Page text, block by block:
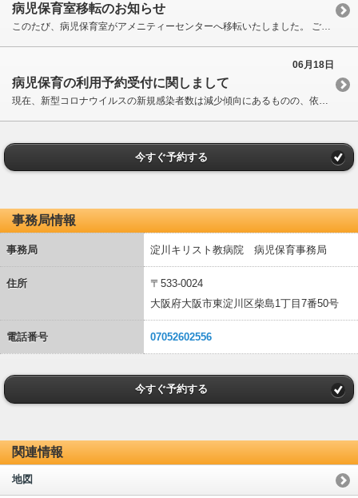
病児保育室移転のお知らせ
このたび、病児保育室がアメニティーセンターへ移転いたしました。 ご利用の際は、アメニティーセンターの北西側１階入口より入室してください。 なお、１階入口に上下２箇所インターフォンがあります。お呼び出しの際は、下側のインターフォンをご使用くださいませ。 どうぞよろしくお願い申し上げます。
06月18日
病児保育の利用予約受付に関しまして
現在、新型コロナウイルスの新規感染者数は減少傾向にあるものの、依然として病床は厳しい状況が続いています。 また、各地において感染力の強い変異株等も確認されております。 今後、新型コロナウイルス感染症の感染防止対策を徹底していくために、病児保育の利用予約受付は、保育前日の朝９時以降、保育者の体調等の確認がとれ次第、順次受付を開始いたします。 安心・安全の保育を実施してくために、何卒ご理解とご協力の程どうぞよろしくお願い申し上げます。
今すぐ予約する
事務局情報
事務局 淀川キリスト教病院 病児保育事務局
住所
〒533-0024
大阪府大阪市東淀川区柴島1丁目7番50号
電話番号 07052602556
今すぐ予約する
関連情報
地図